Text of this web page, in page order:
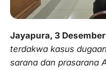
Jayapura, 3
terdakwa kasus
sarana dan prasarana